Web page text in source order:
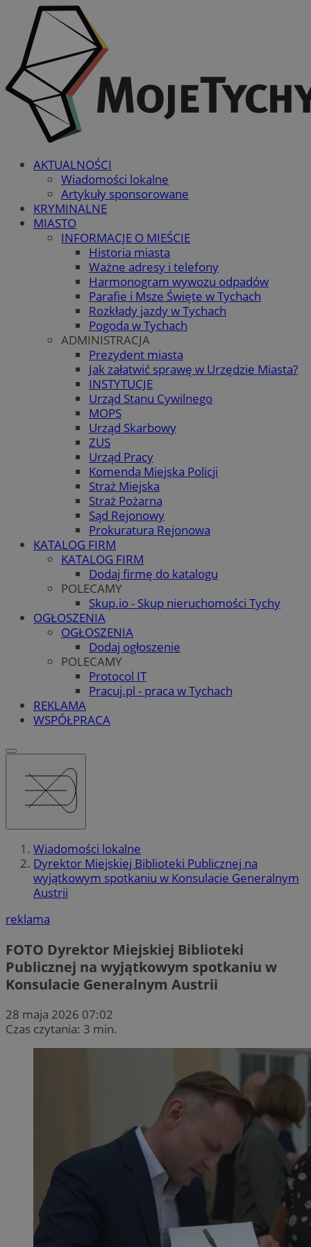
AKTUALNOŚCI
Wiadomości lokalne
Artykuły sponsorowane
KRYMINALNE
MIASTO
INFORMACJE O MIEŚCIE
Historia miasta
Ważne adresy i telefony
Harmonogram wywozu odpadów
Parafie i Msze Święte w Tychach
Rozkłady jazdy w Tychach
Pogoda w Tychach
ADMINISTRACJA
Prezydent miasta
Jak załatwić sprawę w Urzędzie Miasta?
INSTYTUCJE
Urząd Stanu Cywilnego
MOPS
Urząd Skarbowy
ZUS
Urząd Pracy
Komenda Miejska Policji
Straż Miejska
Straż Pożarna
Sąd Rejonowy
Prokuratura Rejonowa
KATALOG FIRM
KATALOG FIRM
Dodaj firmę do katalogu
POLECAMY
Skup.io - Skup nieruchomości Tychy
OGŁOSZENIA
OGŁOSZENIA
Dodaj ogłoszenie
POLECAMY
Protocol IT
Pracuj.pl - praca w Tychach
REKLAMA
WSPÓŁPRACA
Wiadomości lokalne
Dyrektor Miejskiej Biblioteki Publicznej na
wyjątkowym spotkaniu w Konsulacie Generalnym
Austrii
reklama
FOTO Dyrektor Miejskiej Biblioteki
Publicznej na wyjątkowym spotkaniu w
Konsulacie Generalnym Austrii
28 maja 2026 07:02
Czas czytania: 3 min.